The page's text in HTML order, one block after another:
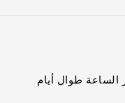
الساعة طوال أيام